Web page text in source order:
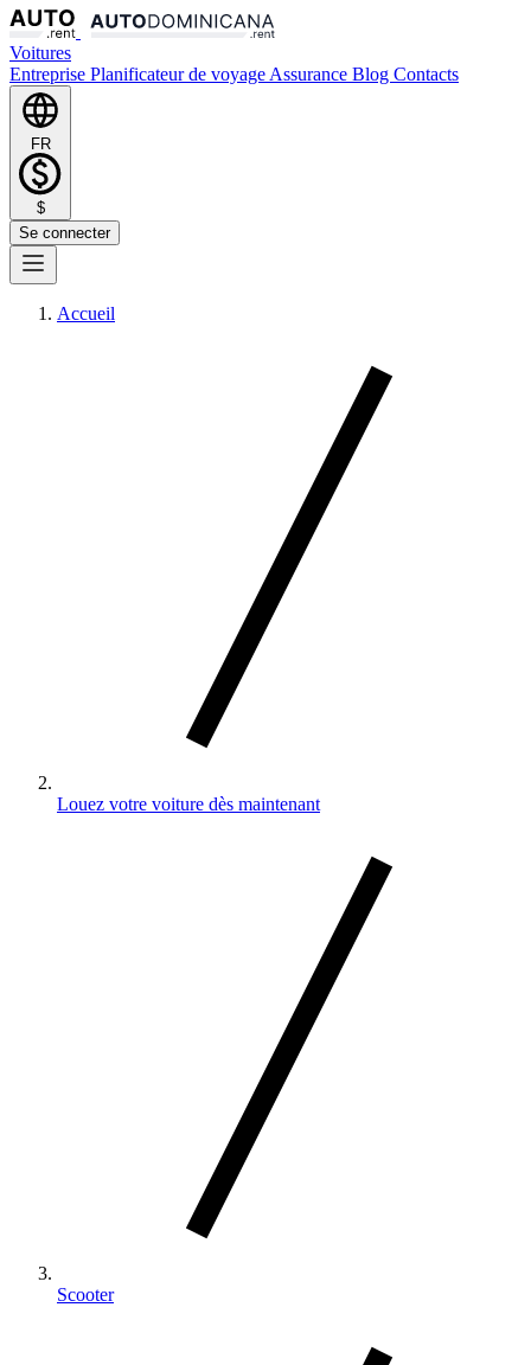
Voitures
Entreprise Planificateur de voyage Assurance Blog Contacts
FR
$
Se connecter
Accueil
Louez votre voiture dès maintenant
Scooter